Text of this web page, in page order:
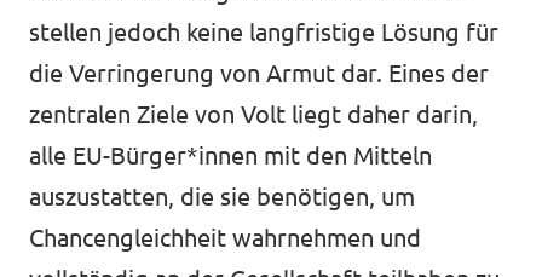
stellen jedoch keine langfristige Lösung für
die Verringerung von Armut dar. Eines der
zentralen Ziele von Volt liegt daher darin,
alle EU-Bürger*innen mit den Mitteln
auszustatten, die sie benötigen, um
Chancengleichheit wahrnehmen und